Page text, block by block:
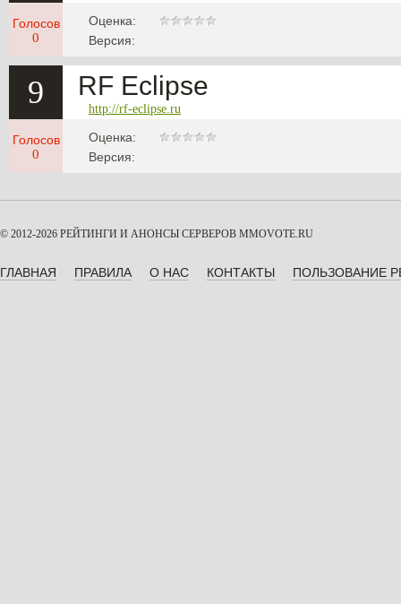
Голосов
0
Оценка:
Версия:
9 RF Eclipse
http://rf-eclipse.ru
Голосов
0
Оценка:
Версия:
© 2012-2026 РЕЙТИНГИ И АНОНСЫ СЕРВЕРОВ MMOVOTE.RU
ГЛАВНАЯ ПРАВИЛА О НАС КОНТАКТЫ ПОЛЬЗОВАНИЕ